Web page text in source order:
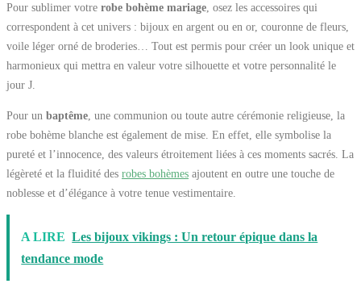
Pour sublimer votre robe bohème mariage , osez les accessoires qui
correspondent à cet univers : bijoux en argent ou en or, couronne de fleurs,
voile léger orné de broderies… Tout est permis pour créer un look unique et
harmonieux qui mettra en valeur votre silhouette et votre personnalité le
jour J.
Pour un baptême, une communion ou toute autre cérémonie religieuse, la
robe bohème blanche est également de mise. En effet, elle symbolise la
pureté et l’innocence, des valeurs étroitement liées à ces moments sacrés. La
légèreté et la fluidité des robes bohèmes ajoutent en outre une touche de
noblesse et d’élégance à votre tenue vestimentaire.
A LIRE Les bijoux vikings : Un retour épique dans la
tendance mode